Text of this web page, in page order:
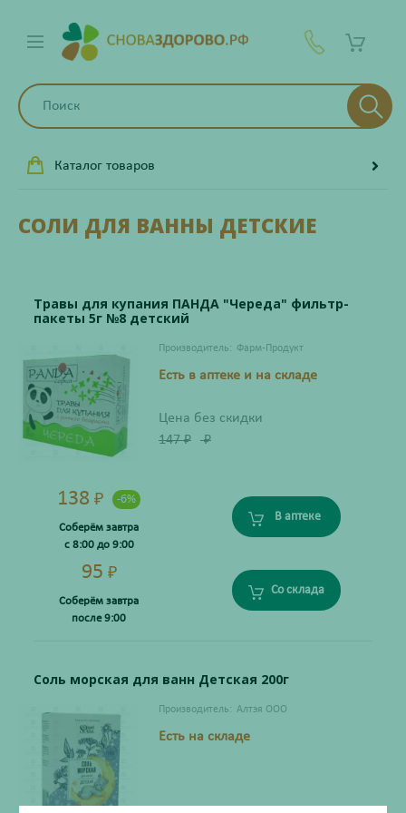
Каталог товаров
СОЛИ ДЛЯ ВАННЫ ДЕТСКИЕ
Травы для купания ПАНДА "Череда" фильтр-
пакеты 5г №8 детский
Производитель: Фарм-Продукт
Есть в аптеке и на складе
Цена без скидки
147₽ ₽
138 ₽ -6%
Соберём завтра
с 8:00 до 9:00
В аптеке
95 ₽
Соберём завтра
после 9:00
Со склада
Соль морская для ванн Детская 200г
Производитель: Алтэя ООО
Есть на складе